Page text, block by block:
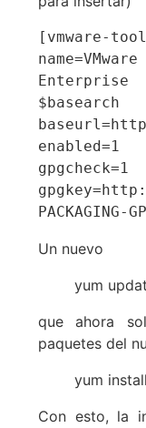
[vmware-
$basearch
enabled=1
gpgcheck=1
PACKAGING-
Un nuevo
yum
que ahora
paquetes del
yum
Con esto, la